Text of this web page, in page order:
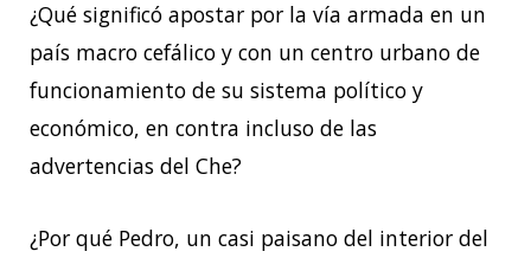
¿Qué significó apostar por la vía armada en un
país macro cefálico y con un centro urbano de
funcionamiento de su sistema político y
económico, en contra incluso de las
advertencias del Che?
¿Por qué Pedro, un casi paisano del interior del